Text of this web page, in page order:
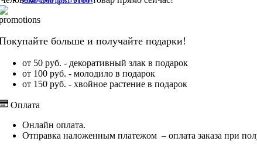
больше и получайте подарки!
от 50 руб. - декоративный злак в подарок
от 100 руб. - молодило в подарок
от 150 руб. - хвойное растение в подарок
Оплата
Онлайн оплата.
Отправка наложенным платежом – оплата заказа при